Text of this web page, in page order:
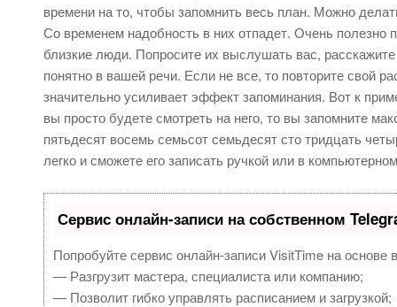
времени на то, чтобы запомнить весь план. Можно
Со временем надобность в них отпадет. Очень
близкие люди. Попросите их выслушать вас,
понятно в вашей речи. Если не все, то повторите свой
значительно усиливает эффект запоминания. Вот к
вы просто будете смотреть на него, то вы запомните
пятьдесят восемь семьсот семьдесят сто тридцать
легко и сможете его записать ручкой или в
Сервис онлайн-записи на собственном
Попробуйте сервис онлайн-записи VisitTime на основе
— Разгрузит мастера, специалиста или компанию;
— Позволит гибко управлять расписанием и загрузкой;